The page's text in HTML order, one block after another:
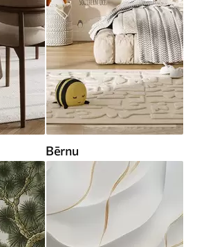
Bērnu